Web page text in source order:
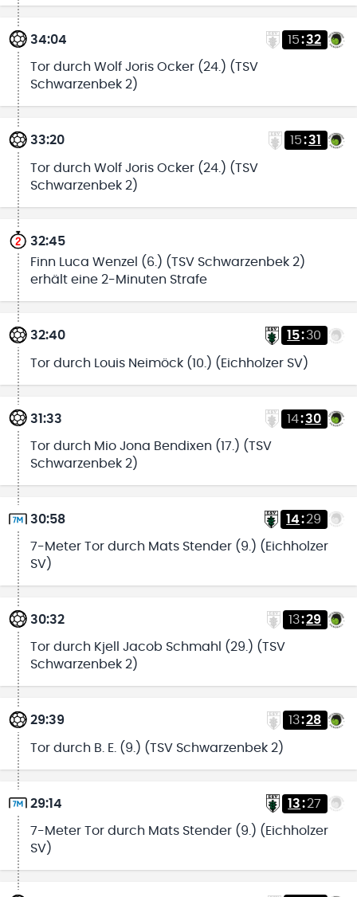
34:04 15:32
Tor durch Wolf Joris Ocker (24.) (TSV
Schwarzenbek 2)
33:20 15:31
Tor durch Wolf Joris Ocker (24.) (TSV
Schwarzenbek 2)
32:45
Finn Luca Wenzel (6.) (TSV Schwarzenbek 2)
erhält eine 2-Minuten Strafe
32:40 15:30
Tor durch Louis Neimöck (10.) (Eichholzer SV)
31:33 14:30
Tor durch Mio Jona Bendixen (17.) (TSV
Schwarzenbek 2)
30:58 14:29
7-Meter Tor durch Mats Stender (9.) (Eichholzer
SV)
30:32 13:29
Tor durch Kjell Jacob Schmahl (29.) (TSV
Schwarzenbek 2)
29:39 13:28
Tor durch B. E. (9.) (TSV Schwarzenbek 2)
29:14 13:27
7-Meter Tor durch Mats Stender (9.) (Eichholzer
SV)